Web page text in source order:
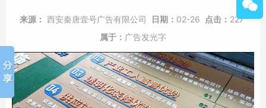
来源： 西安秦唐壹号广告有限公司 日期： 02-26 点击： 227
属于： 广告发光字